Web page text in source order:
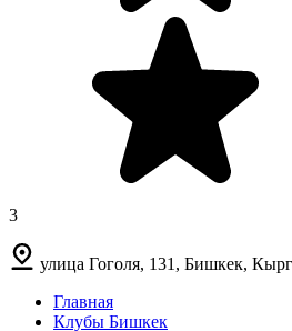
3
улица Гоголя, 131, Бишкек,
Главная
Клубы Бишкек